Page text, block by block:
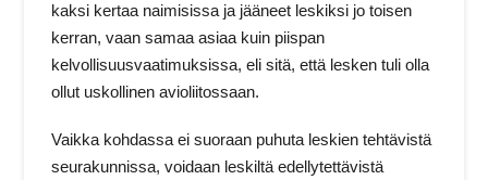
kaksi kertaa naimisissa ja jääneet leskiksi jo toisen
kerran, vaan samaa asiaa kuin piispan
kelvollisuusvaatimuksissa, eli sitä, että lesken tuli olla
ollut uskollinen avioliitossaan.
Vaikka kohdassa ei suoraan puhuta leskien tehtävistä
seurakunnissa, voidaan leskiltä edellytettävistä